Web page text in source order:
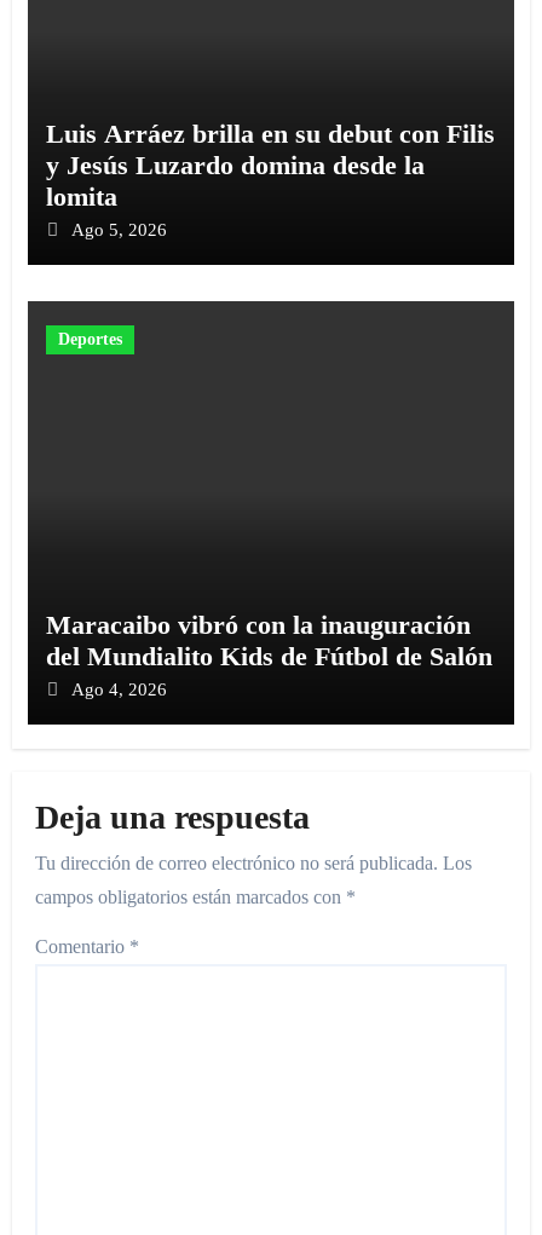
Luis Arráez brilla en su debut con Filis
y Jesús Luzardo domina desde la
lomita
Ago 5, 2026
Deportes
Maracaibo vibró con la inauguración
del Mundialito Kids de Fútbol de Salón
Ago 4, 2026
Deja una respuesta
Tu dirección de correo electrónico no será publicada. Los
campos obligatorios están marcados con *
Comentario *